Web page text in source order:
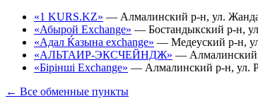
«1 KURS.KZ» — Алмалинский р-н, ул.
«Абырой Exchange» — Бостандыкский р-н,
«Адал Ќазына exchange» — Медеуский р-н,
«АЛЬТАИР-ЭКСЧЕЙНДЖ» —
«Бірінші Exchange» — Алмалинский р-н, ул.
← Все обменные пункты